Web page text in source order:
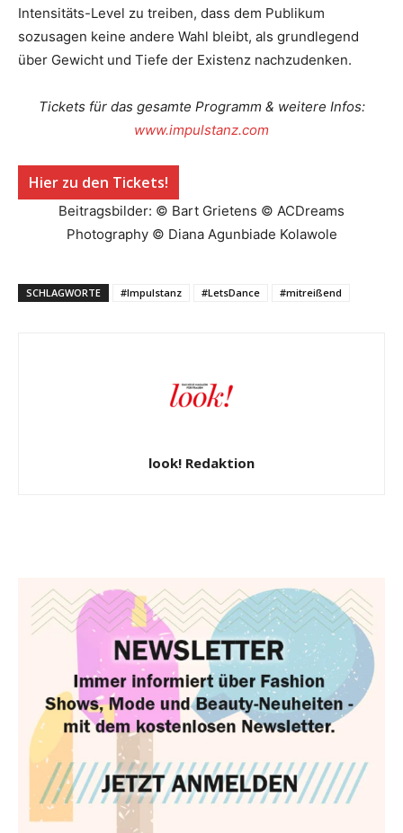
Intensitäts-Level zu treiben, dass dem Publikum
sozusagen keine andere Wahl bleibt, als grundlegend
über Gewicht und Tiefe der Existenz nachzudenken.
Tickets für das gesamte Programm & weitere Infos:
www.impulstanz.com
Hier zu den Tickets!
Beitragsbilder: © Bart Grietens © ACDreams
Photography © Diana Agunbiade Kolawole
SCHLAGWORTE #Impulstanz #LetsDance #mitreißend
look! Redaktion